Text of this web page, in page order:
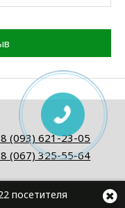
(093) 621-23-05
(067) 325-55-64
посетителя